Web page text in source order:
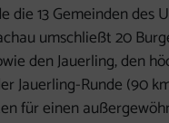
13 Gemeinden des
umschließt 20
den Jauerling, den
Runde (90
für einen